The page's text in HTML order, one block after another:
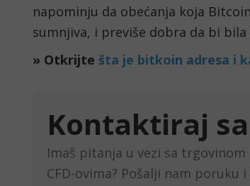
napominju da obećanja koja
sumnjiva, i previše dobra da bi
» Otkrijte šta je bitkoin adresa i